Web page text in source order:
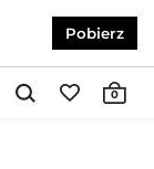
Pobierz
0